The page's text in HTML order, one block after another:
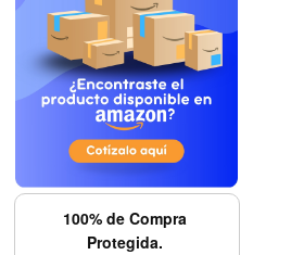
100% de Compra
Protegida.